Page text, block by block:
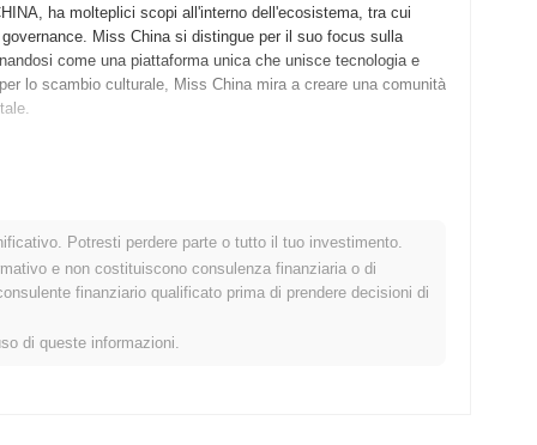
ha molteplici scopi all'interno dell'ecosistema, tra cui
Miss China si distingue per il suo focus sulla
come una piattaforma unica che unisce tecnologia e
lo scambio culturale, Miss China mira a creare una comunità
il proprio whitepaper, delineando la visione e il framework
di successo, il mainnet è stato lanciato a settembre 2021,
sviluppo iniziale si è concentrato sulla creazione di una
la partecipazione degli utenti nell'ecosistema blockchain. La
Iniziale di Monete (ICO) a ottobre 2021, che ha fornito il
Potresti perdere parte o tutto il tuo investimento.
e non costituiscono consulenza finanziaria o di
finanziario qualificato prima di prendere decisioni di
di queste informazioni.